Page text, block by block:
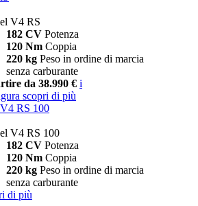
V4 RS
182 CV Potenza
120 Nm Coppia
220 kg Peso in ordine di marcia
senza carburante
da 38.990 € i
scopri di più
V4 RS 100
V4 RS 100
182 CV Potenza
120 Nm Coppia
220 kg Peso in ordine di marcia
senza carburante
di più